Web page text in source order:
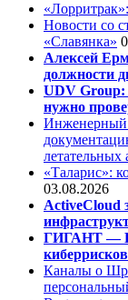
«Лорритрак»:
Новости со
«Славянка»
Алексей
должности
UDV Group:
нужно
Инженерный
летательных
«Таларис»:
03.08.2026
ActiveCloud
ГИГАНТ —
Каналы о